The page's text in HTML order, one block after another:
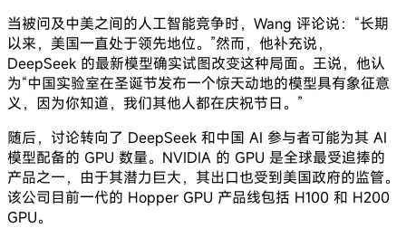
当被问及中美之间的人工智能竞争时，Wang 评论说：“长期
以来，美国一直处于领先地位。”然而，他补充说，
DeepSeek 的最新模型确实试图改变这种局面。王说，他认
为“中国实验室在圣诞节发布一个惊天动地的模型具有象征意
义，因为你知道，我们其他人都在庆祝节日。”
随后，讨论转向了 DeepSeek 和中国 AI 参与者可能为其 AI
模型配备的 GPU 数量。NVIDIA 的 GPU 是全球最受追捧的
产品之一，由于其潜力巨大，其出口也受到美国政府的监管。
该公司目前一代的 Hopper GPU 产品线包括 H100 和 H200
GPU。